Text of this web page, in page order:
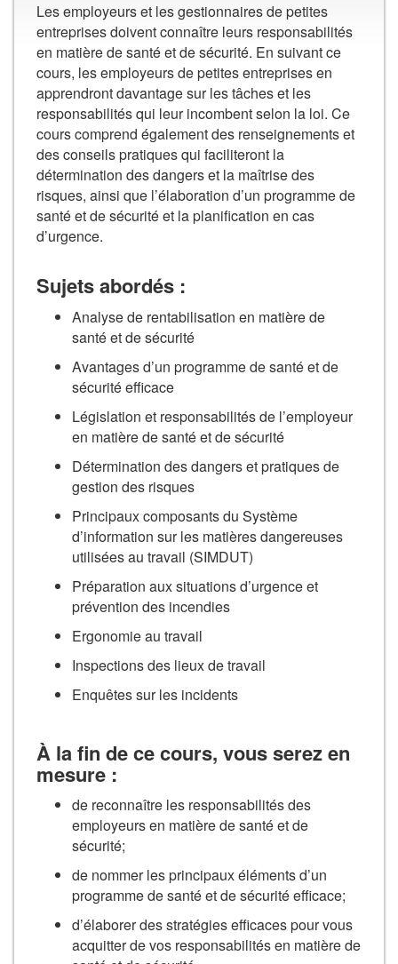
Les employeurs et les gestionnaires de petites
entreprises doivent connaître leurs responsabilités
en matière de santé et de sécurité. En suivant ce
cours, les employeurs de petites entreprises en
apprendront davantage sur les tâches et les
responsabilités qui leur incombent selon la loi. Ce
cours comprend également des renseignements et
des conseils pratiques qui faciliteront la
détermination des dangers et la maîtrise des
risques, ainsi que l’élaboration d’un programme de
santé et de sécurité et la planification en cas
d’urgence.
Sujets abordés :
Analyse de rentabilisation en matière de
santé et de sécurité
Avantages d’un programme de santé et de
sécurité efficace
Législation et responsabilités de l’employeur
en matière de santé et de sécurité
Détermination des dangers et pratiques de
gestion des risques
Principaux composants du Système
d’information sur les matières dangereuses
utilisées au travail (SIMDUT)
Préparation aux situations d’urgence et
prévention des incendies
Ergonomie au travail
Inspections des lieux de travail
Enquêtes sur les incidents
À la fin de ce cours, vous serez en
mesure :
de reconnaître les responsabilités des
employeurs en matière de santé et de
sécurité;
de nommer les principaux éléments d’un
programme de santé et de sécurité efficace;
d’élaborer des stratégies efficaces pour vous
acquitter de vos responsabilités en matière de